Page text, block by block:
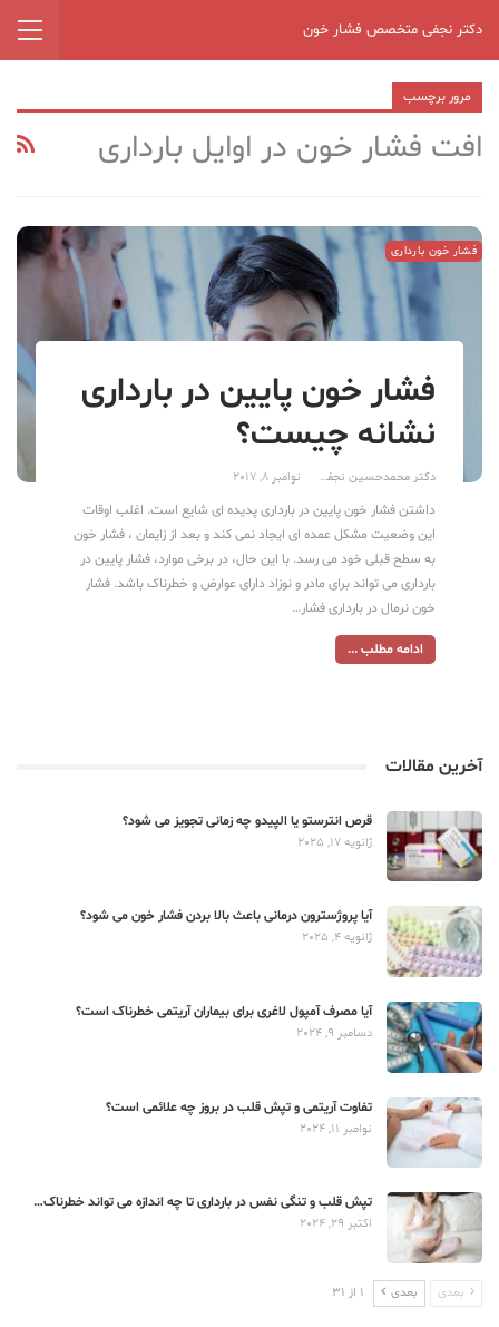
دکتر نجفی متخصص فشار خون
مرور برچسب
افت فشار خون در اوایل بارداری
فشار خون بارداری
فشار خون پایین در بارداری
نشانه چیست؟
دکتر محمدحسین نجفی نوامبر 8, 2017
داشتن فشار خون پایین در بارداری پدیده ای شایع است. اغلب اوقات
این وضعیت مشکل عمده ای ایجاد نمی کند و بعد از زایمان ، فشار خون
به سطح قبلی خود می رسد. با این حال، در برخی موارد، فشار پایین در
بارداری می تواند برای مادر و نوزاد دارای عوارض و خطرناک باشد. فشار
خون نرمال در بارداری فشار…
ادامه مطلب ...
آخرین مقالات
قرص انترستو یا الپیدو چه زمانی تجویز می شود؟
ژانویه 17, 2025
آیا پروژسترون درمانی باعث بالا بردن فشار خون می شود؟
ژانویه 4, 2025
آیا مصرف آمپول لاغری برای بیماران آریتمی خطرناک است؟
دسامبر 9, 2024
تفاوت آریتمی و تپش قلب در بروز چه علائمی است؟
نوامبر 11, 2024
تپش قلب و تنگی نفس در بارداری تا چه اندازه می تواند خطرناک…
اکتبر 29, 2024
بعدی بعدی 1 از 31